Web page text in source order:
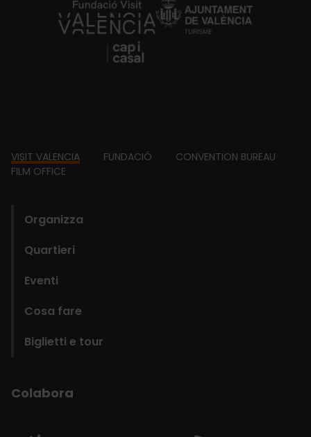
https://fundacion.visitvalencia.com/
Footer
VISIT VALENCIA FUNDACIÓ
CONVENTION BUREAU
FILM OFFICE
Organizza
Quartieri
Eventi
Cosa fare
Biglietti e tour
Colabora